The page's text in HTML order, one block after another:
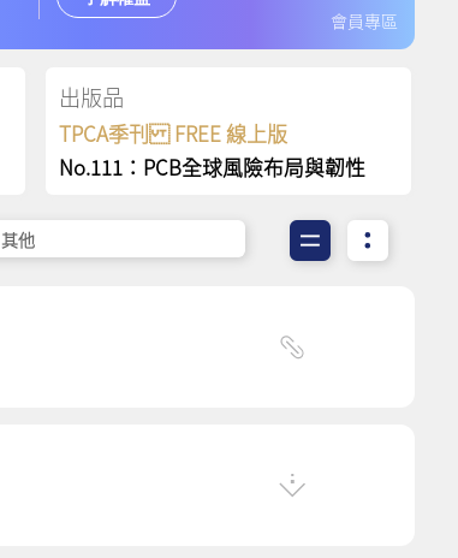
會員專區
出版品
TPCA季刊 FREE 線上版
No.111：PCB全球風險布局與韌性
其他